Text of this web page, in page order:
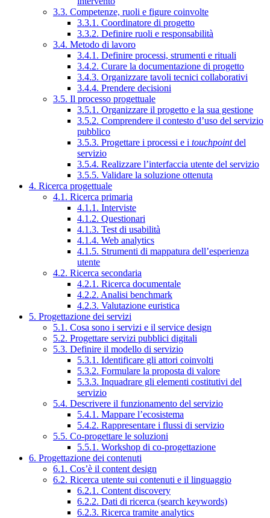
3.3. Competenze, ruoli e figure coinvolte
3.3.1. Coordinatore di progetto
3.3.2. Definire ruoli e responsabilità
3.4. Metodo di lavoro
3.4.1. Definire processi, strumenti e rituali
3.4.2. Curare la documentazione di progetto
3.4.3. Organizzare tavoli tecnici collaborativi
3.4.4. Prendere decisioni
3.5. Il processo progettuale
3.5.1. Organizzare il progetto e la sua gestione
3.5.2. Comprendere il contesto d’uso del servizio
pubblico
3.5.3. Progettare i processi e i touchpointdel
servizio
3.5.4. Realizzare l’interfaccia utente del servizio
3.5.5. Validare la soluzione ottenuta
4. Ricerca progettuale
4.1. Ricerca primaria
4.1.1. Interviste
4.1.2. Questionari
4.1.3. Test di usabilità
4.1.4. Web analytics
4.1.5. Strumenti di mappatura dell’esperienza
utente
4.2. Ricerca secondaria
4.2.1. Ricerca documentale
4.2.2. Analisi benchmark
4.2.3. Valutazione euristica
5. Progettazione dei servizi
5.1. Cosa sono i servizi e il service design
5.2. Progettare servizi pubblici digitali
5.3. Definire il modello di servizio
5.3.1. Identificare gli attori coinvolti
5.3.2. Formulare la proposta di valore
5.3.3. Inquadrare gli elementi costitutivi del
servizio
5.4. Descrivere il funzionamento del servizio
5.4.1. Mappare l’ecosistema
5.4.2. Rappresentare i flussi di servizio
5.5. Co-progettare le soluzioni
5.5.1. Workshop di co-progettazione
6. Progettazione dei contenuti
6.1. Cos’è il content design
6.2. Ricerca utente sui contenuti e il linguaggio
6.2.1. Content discovery
6.2.2. Dati di ricerca (search keywords)
6.2.3. Ricerca tramite analytics